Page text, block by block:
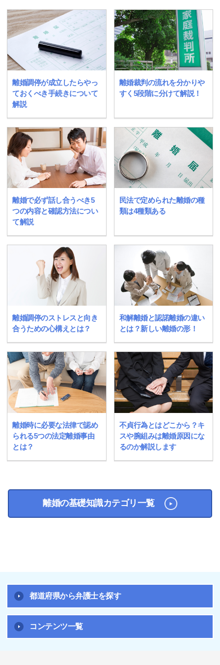
離婚調停が成立したらやっ
ておくべき手続きについて
解説
離婚裁判の流れを分かりや
すく5段階に分けて解説！
離婚で必ず話し合うべき5
つの内容と確認方法につい
て解説
民法で定められた離婚の種
類は4種類ある
離婚調停のストレスと向き
合うための心構えとは？
和解離婚と認諾離婚の違い
とは？新しい離婚の形！
離婚時に必要な法律で認め
られる5つの法定離婚事由
とは？
不貞行為とはどこから？キ
スや腕組みは離婚原因にな
るのか解説します
離婚の基礎知識カテゴリ一覧
都道府県から弁護士を探す
コンテンツ一覧